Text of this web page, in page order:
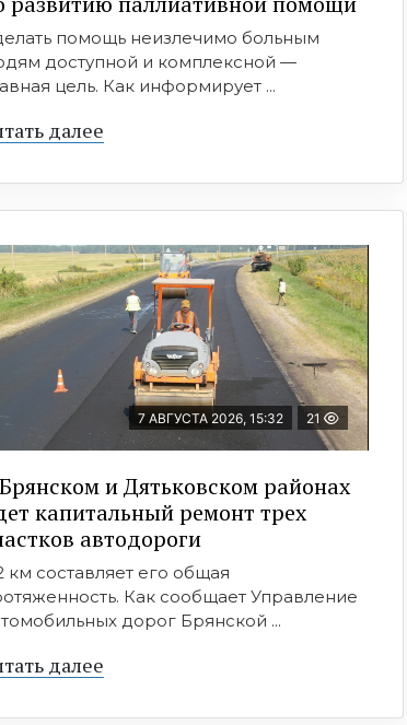
помощь неизлечимо больным
доступной и комплексной —
цель. Как информирует ...
далее
7 АВГУСТА 2026, 15:32 21
и Дятьковском районах
капитальный ремонт трех
автодороги
км составляет его общая
Как сообщает Управление
дорог Брянской ...
далее